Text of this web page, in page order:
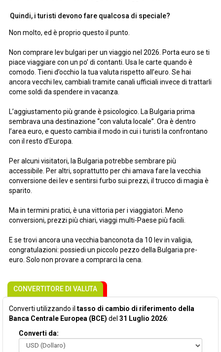
Quindi, i turisti devono fare qualcosa di speciale?
Non molto, ed è proprio questo il punto.
Non comprare lev bulgari per un viaggio nel 2026. Porta euro se ti
piace viaggiare con un po’ di contanti. Usa le carte quando è
comodo. Tieni d’occhio la tua valuta rispetto all’euro. Se hai
ancora vecchi lev, cambiali tramite canali ufficiali invece di trattarli
come soldi da spendere in vacanza.
L’aggiustamento più grande è psicologico. La Bulgaria prima
sembrava una destinazione “con valuta locale”. Ora è dentro
l’area euro, e questo cambia il modo in cui i turisti la confrontano
con il resto d’Europa.
Per alcuni visitatori, la Bulgaria potrebbe sembrare più
accessibile. Per altri, soprattutto per chi amava fare la vecchia
conversione dei lev e sentirsi furbo sui prezzi, il trucco di magia è
sparito.
Ma in termini pratici, è una vittoria per i viaggiatori. Meno
conversioni, prezzi più chiari, viaggi multi-Paese più facili.
E se trovi ancora una vecchia banconota da 10 lev in valigia,
congratulazioni: possiedi un piccolo pezzo della Bulgaria pre-
euro. Solo non provare a comprarci la cena.
CONVERTITORE DI VALUTA
Converti utilizzando il tasso di cambio di riferimento della
Banca Centrale Europea (BCE) del 31 Luglio 2026:
Converti da: